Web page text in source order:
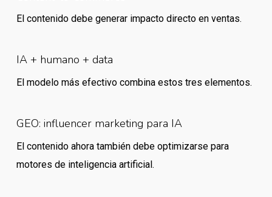
El contenido debe generar impacto directo en ventas.
IA + humano + data
El modelo más efectivo combina estos tres elementos.
GEO: influencer marketing para IA
El contenido ahora también debe optimizarse para
motores de inteligencia artificial.